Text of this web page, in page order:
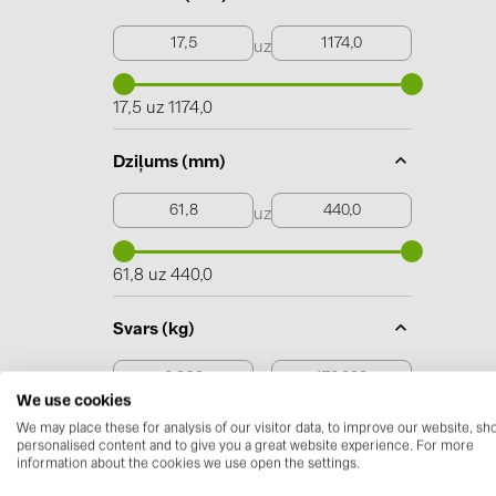
uz
17,5 uz 1174,0
Dziļums (mm)
uz
61,8 uz 440,0
Svars (kg)
0,230 uz 170,000
We use cookies
We may place these for analysis of our visitor data, to improve our website,
personalised content and to give you a great website experience. For more
information about the cookies we use open the settings.